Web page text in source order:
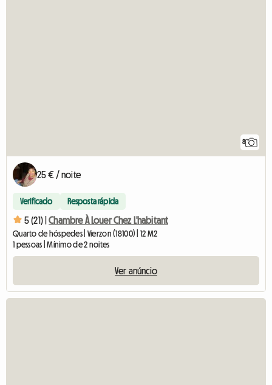
8
25 € / noite
Verificado Resposta rápida
5 (21) | Chambre À Louer Chez L'habitant
Quarto de hóspedes | Vierzon (18100) | 12 M2
1 pessoas | Mínimo de 2 noites
Ver anúncio